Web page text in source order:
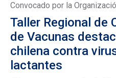
Convocado por la
Taller Regional de
de Vacunas
chilena contra
lactantes